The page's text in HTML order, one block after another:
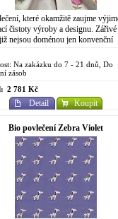
které okamžitě zaujme
čistoty výroby a designu.
nejsou doménou jen konvenční
Na zakázku do 7 - 21 dnů, Do
zásob
2 781 Kč
Detail Koupit
Bio povlečení Zebra Violet